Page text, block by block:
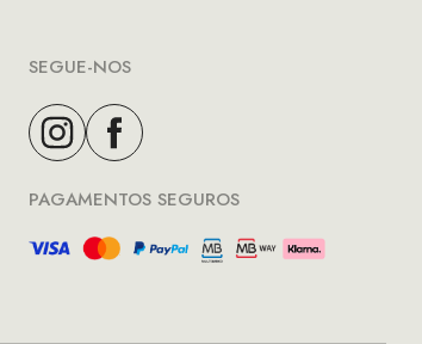
SEGUE-NOS
PAGAMENTOS SEGUROS